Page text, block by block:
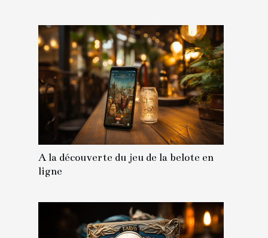
A la découverte du jeu de la belote en
ligne